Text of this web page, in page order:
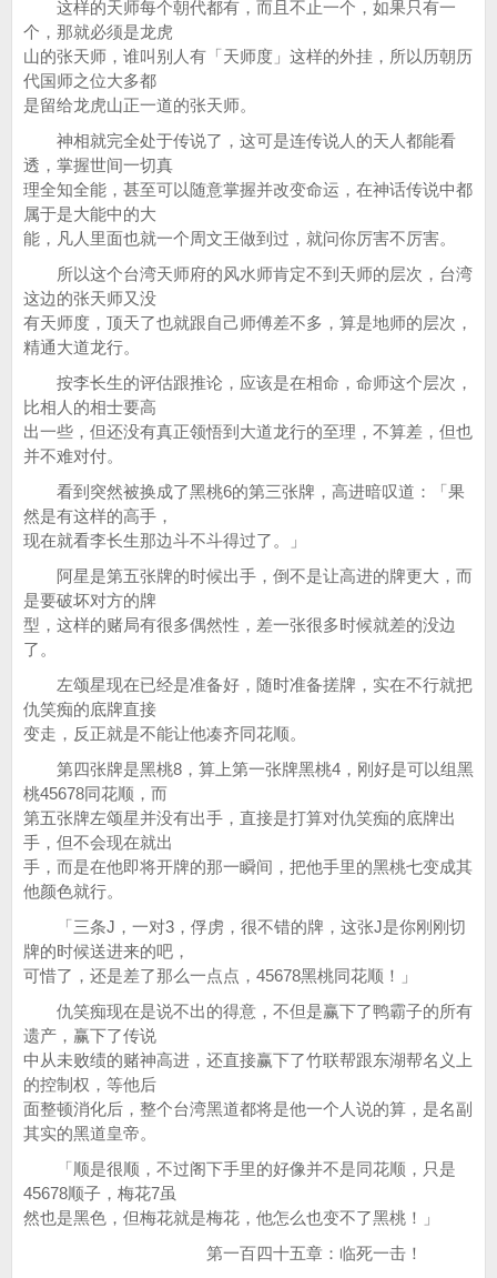
这样的天师每个朝代都有，而且不止一个，如果只有一
个，那就必须是龙虎
山的张天师，谁叫别人有「天师度」这样的外挂，所以历朝历
代国师之位大多都
是留给龙虎山正一道的张天师。
神相就完全处于传说了，这可是连传说人的天人都能看
透，掌握世间一切真
理全知全能，甚至可以随意掌握并改变命运，在神话传说中都
属于是大能中的大
能，凡人里面也就一个周文王做到过，就问你厉害不厉害。
所以这个台湾天师府的风水师肯定不到天师的层次，台湾
这边的张天师又没
有天师度，顶天了也就跟自己师傅差不多，算是地师的层次，
精通大道龙行。
按李长生的评估跟推论，应该是在相命，命师这个层次，
比相人的相士要高
出一些，但还没有真正领悟到大道龙行的至理，不算差，但也
并不难对付。
看到突然被换成了黑桃6的第三张牌，高进暗叹道：「果
然是有这样的高手，
现在就看李长生那边斗不斗得过了。」
阿星是第五张牌的时候出手，倒不是让高进的牌更大，而
是要破坏对方的牌
型，这样的赌局有很多偶然性，差一张很多时候就差的没边
了。
左颂星现在已经是准备好，随时准备搓牌，实在不行就把
仇笑痴的底牌直接
变走，反正就是不能让他凑齐同花顺。
第四张牌是黑桃8，算上第一张牌黑桃4，刚好是可以组黑
桃45678同花顺，而
第五张牌左颂星并没有出手，直接是打算对仇笑痴的底牌出
手，但不会现在就出
手，而是在他即将开牌的那一瞬间，把他手里的黑桃七变成其
他颜色就行。
「三条J，一对3，俘虏，很不错的牌，这张J是你刚刚切
牌的时候送进来的吧，
可惜了，还是差了那么一点点，45678黑桃同花顺！」
仇笑痴现在是说不出的得意，不但是赢下了鸭霸子的所有
遗产，赢下了传说
中从未败绩的赌神高进，还直接赢下了竹联帮跟东湖帮名义上
的控制权，等他后
面整顿消化后，整个台湾黑道都将是他一个人说的算，是名副
其实的黑道皇帝。
「顺是很顺，不过阁下手里的好像并不是同花顺，只是
45678顺子，梅花7虽
然也是黑色，但梅花就是梅花，他怎么也变不了黑桃！」
第一百四十五章：临死一击！